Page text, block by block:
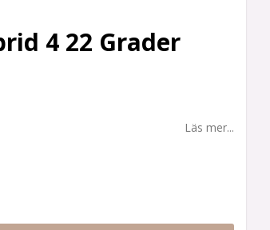
4 22 Grader
Läs mer...